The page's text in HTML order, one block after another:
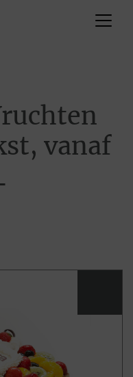
vanaf